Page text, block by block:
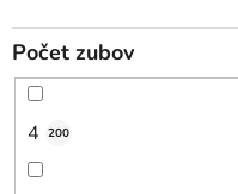
Počet zubov
4 200